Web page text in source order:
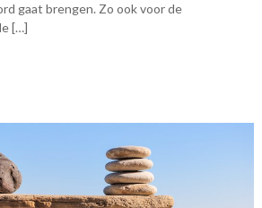
gaat brengen. Zo ook voor de
[…]